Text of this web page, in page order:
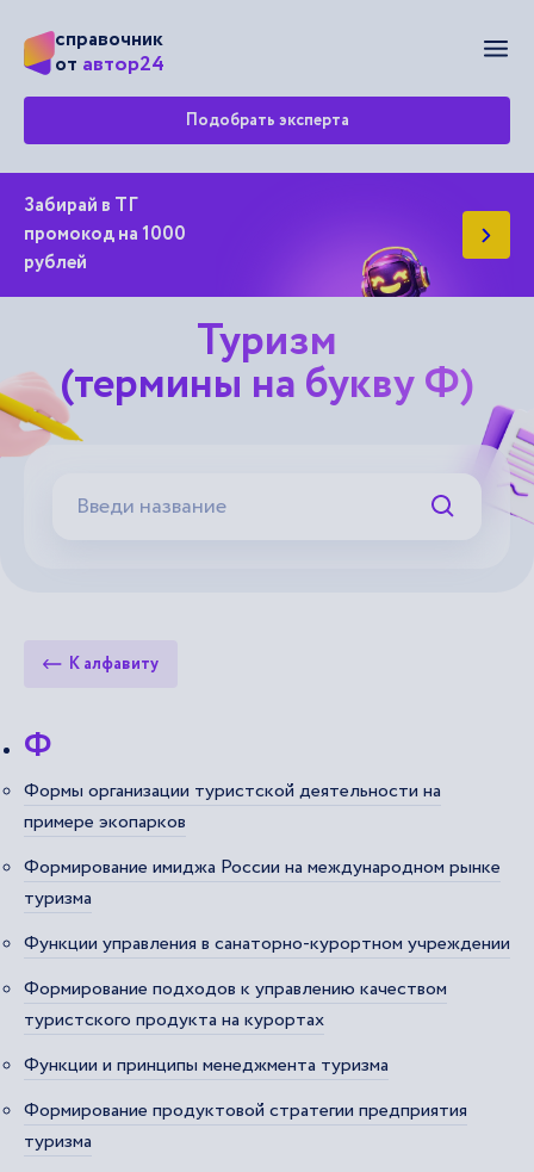
справочник
от автор24
Подобрать эксперта
Забирай в ТГ
промокод на 1000
рублей
Туризм
(термины на букву Ф)
Искать
К алфавиту
Ф
Формы организации туристской деятельности на
примере экопарков
Формирование имиджа России на международном рынке
туризма
Функции управления в санаторно-курортном учреждении
Формирование подходов к управлению качеством
туристского продукта на курортах
Функции и принципы менеджмента туризма
Формирование продуктовой стратегии предприятия
туризма